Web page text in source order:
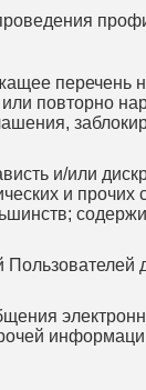
перечень
повторно
и/или
и прочих